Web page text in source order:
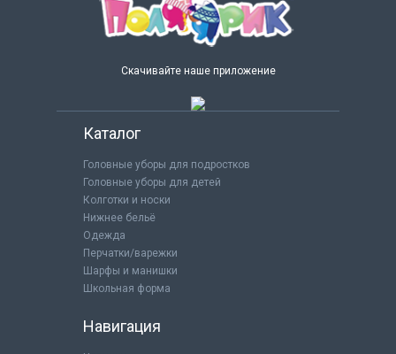
Скачивайте наше приложение
Каталог
Головные уборы для подростков
Головные уборы для детей
Колготки и носки
Нижнее бельё
Одежда
Перчатки/варежки
Шарфы и манишки
Школьная форма
Навигация